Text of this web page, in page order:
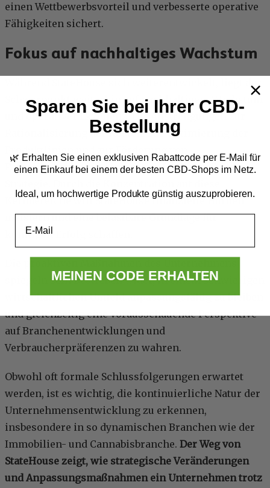
einen Wettbewerbsvorteil und verbesserte operative
Fähigkeiten sichert.
Fokus auf nachhaltiges Wachstum
Während StateHouse sich weiterentwickelt, liegt der
Schwerpunkt weiterhin auf nachhaltigem Wachstum
und operativer Exzellenz. Die Anstrengungen zur
Rationalisierung der Kosten, zur Optimierung der
Partnerschaften sind integraler Bestandteil dieser
Kernbereiche will StateHouse finanzielle Hürden
meistern und eine belastbare Grundlage für
künftigen Erfolg schaffen.
spiegeln sein Bestreben wider, in einem schwierigen
wirtschaftlichen Umfeld anpassungsfähig zu bleiben
und gleichzeitig eine vorausschauende Perspektive
auf Branchenentwicklungen und
Verbraucherpräferenzen zu wahren.
Obwohl oft formale Schlussfolgerungen erwartet
werden, ist es wichtig, die kontinuierliche Natur der
Unternehmensentwicklung zu erkennen,
insbesondere in so dynamischen Branchen wie der
Immobilien- und Cannabisbranche. Der Weg von
StateHouse zeigt, wie strategische Veränderungen
und Anpassungsmaßnahmen ein Unternehmen trotz
Sparen Sie bei Ihrer CBD-
Bestellung
🌿 Erhalten Sie einen exklusiven Rabattcode per E-Mail für
einen Einkauf bei einem der besten CBD-Shops im Netz.
Ideal, um hochwertige Produkte günstig auszuprobieren.
Email
MEINEN CODE ERHALTEN